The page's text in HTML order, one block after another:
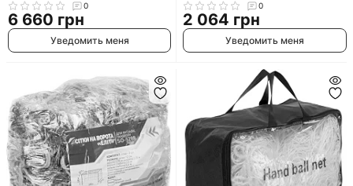
Эксклюзив 1.1 SO-9557
2,05x3,05x1,1м 2шт
(Желтый-синий)
0
6 660 грн
Уведомить меня
3x2x1м 2шт
0
2 064 грн
Уведомить меня